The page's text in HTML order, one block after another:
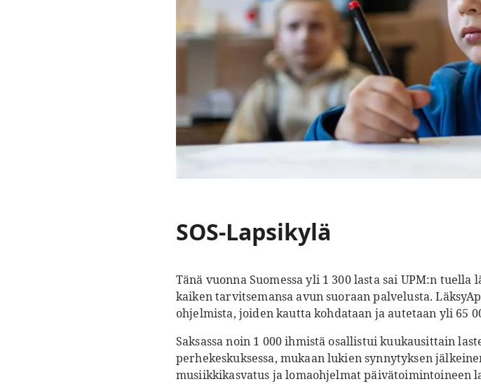
SOS-Lapsikylä
Tänä vuonna Suomessa yli 1 300 lasta sai UPM:n
kaiken tarvitsemansa avun suoraan palvelusta.
ohjelmista, joiden kautta kohdataan ja autetaan yli 65
Saksassa noin 1 000 ihmistä osallistui kuukausittain
perhekeskuksessa, mukaan lukien synnytyksen
musiikkikasvatus ja lomaohjelmat päivätoimintoineen